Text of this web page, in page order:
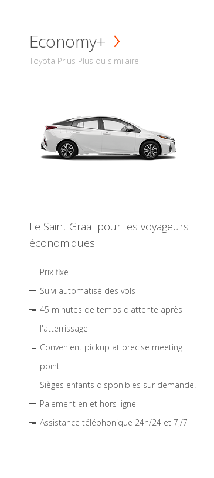
Economy+
Toyota Prius Plus ou similaire
Le Saint Graal pour les voyageurs
économiques
Prix fixe
Suivi automatisé des vols
45 minutes de temps d'attente après
l'atterrissage
Convenient pickup at precise meeting
point
Sièges enfants disponibles sur demande.
Paiement en et hors ligne
Assistance téléphonique 24h/24 et 7j/7